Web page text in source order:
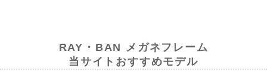
RAY・BAN メガネフレーム
当サイトおすすめモデル